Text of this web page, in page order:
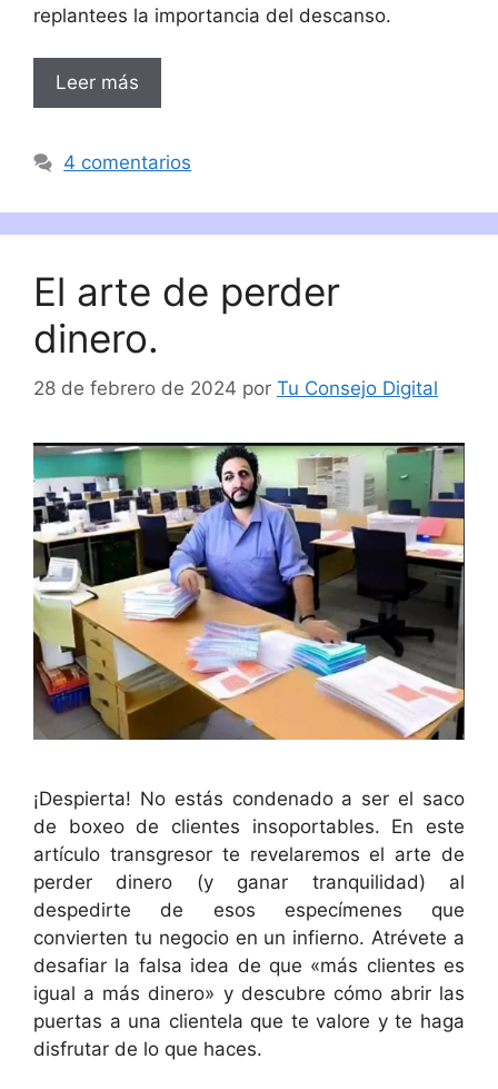
replantees la importancia del descanso.
Leer más
4 comentarios
El arte de perder
dinero.
28 de febrero de 2024 por Tu Consejo Digital
¡Despierta! No estás condenado a ser el saco
de boxeo de clientes insoportables. En este
artículo transgresor te revelaremos el arte de
perder dinero (y ganar tranquilidad) al
despedirte de esos especímenes que
convierten tu negocio en un infierno. Atrévete a
desafiar la falsa idea de que «más clientes es
igual a más dinero» y descubre cómo abrir las
puertas a una clientela que te valore y te haga
disfrutar de lo que haces.